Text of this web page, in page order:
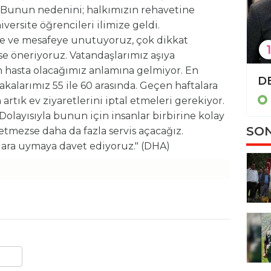
nedenini; halkımızın rehavetine
öğrencileri ilimize geldi.
ve mesafeye unutuyoruz, çok dikkat
öneriyoruz. Vatandaşlarımız aşıya
olacağımız anlamına gelmiyor. En
55 ile 60 arasında. Geçen haftalara
artık ev ziyaretlerini iptal etmeleri gerekiyor.
bunun için insanlar birbirine kolay
daha da fazla servis açacağız.
uymaya davet ediyoruz." (DHA)
Politika
1